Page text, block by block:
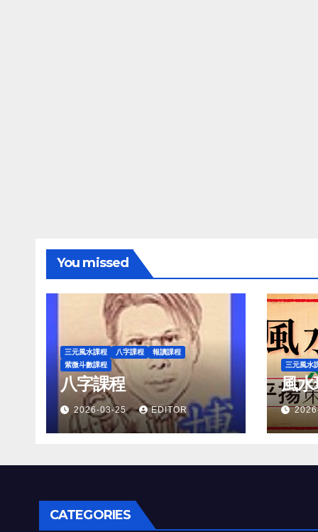
You missed
三元風水課程 八字課程
報讀課程
紫微斗數課程
八字課程
2026-03-25 EDITOR
三元風水
風水
CATEGORIES